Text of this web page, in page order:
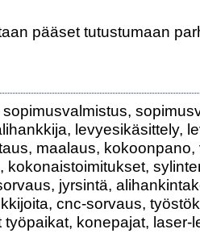
pääset tutustumaan
levyesikäsittely,
maalaus,
kokonaistoimitukset,
jyrsintä,
cnc-sorvaus,
työpaikat, konepajat,